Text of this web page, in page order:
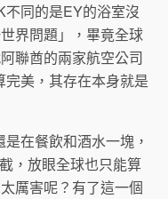
同的是EY的浴室沒
界問題」，畢竟全球
聯酋的兩家航空公司
美，其存在本身就是
在餐飲和酒水一塊，
，放眼全球也只能算
厲害呢？有了這一個